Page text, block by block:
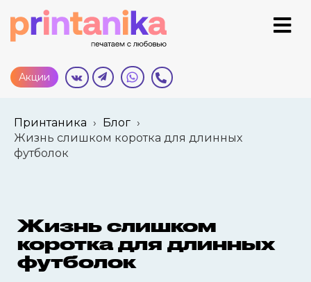
Акции
Принтаника › Блог ›
Жизнь слишком коротка для длинных
футболок
Жизнь слишком
коротка для длинных
футболок